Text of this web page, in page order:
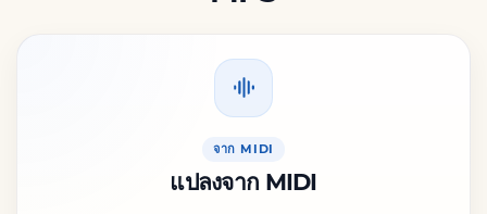
จาก MIDI
แปลงจาก MIDI